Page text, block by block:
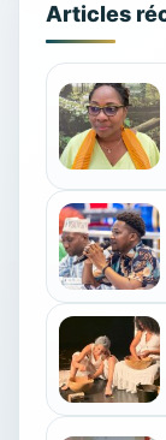
Articles